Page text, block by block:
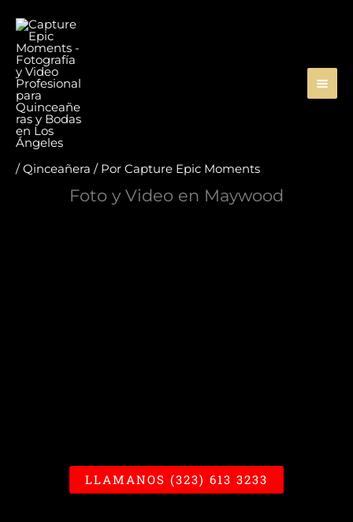
contenido
/Qinceañera / Por Capture Epic Moments
Foto y Video en Maywood
LLAMANOS (323) 613 3233